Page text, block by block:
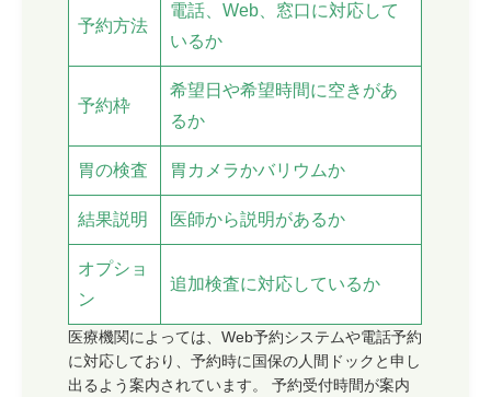
予約方法
電話、Web、窓口に対応して
いるか
予約枠
希望日や希望時間に空きがあ
るか
胃の検査 胃カメラかバリウムか
結果説明 医師から説明があるか
オプショ
ン
追加検査に対応しているか
医療機関によっては、Web予約システムや電話予約
に対応しており、予約時に国保の人間ドックと申し
出るよう案内されています。 予約受付時間が案内